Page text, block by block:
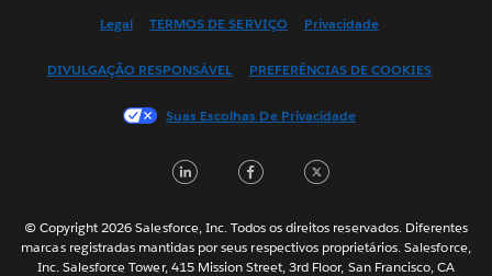
Français (Canada)
日本語
Nederlands
Svenska
Legal TERMOS DE SERVIÇO Privacidade
DIVULGAÇÃO RESPONSÁVEL PREFERÊNCIAS DE COOKIES
Suas Escolhas De Privacidade
LinkedInFacebook
© Copyright 2026 Salesforce, Inc. Todos os direitos reservados. Diferentes
marcas registradas mantidas por seus respectivos proprietários. Salesforce,
Inc. Salesforce Tower, 415 Mission Street, 3rd Floor, San Francisco, CA